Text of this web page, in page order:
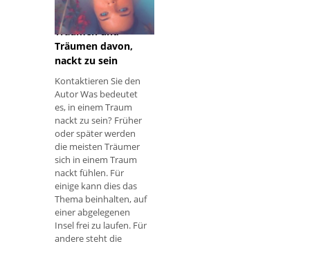
Nacktheit in
Träumen und
Träumen davon,
nackt zu sein
Kontaktieren Sie den
Autor Was bedeutet
es, in einem Traum
nackt zu sein? Früher
oder später werden
die meisten Träumer
sich in einem Traum
nackt fühlen. Für
einige kann dies das
Thema beinhalten, auf
einer abgelegenen
Insel frei zu laufen. Für
andere steht die